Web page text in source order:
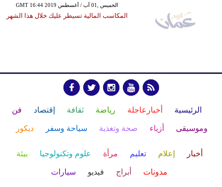
GMT 16:44 2019 الخميس ,01 آب / أغسطس
المكاسب المالية تسيطر عليك خلال هذا الشهر
الرئيسية أخبارعاجلة رياضة ثقافة إقتصاد فن
وموسيقى أزياء صحة وتغذية سياحة وسفر ديكور
أخبار إعلام تعليم مرأة علوم وتكنولوجيا بيئة
مدونات أبراج فيديو سيارات